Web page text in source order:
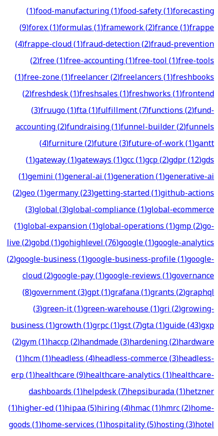
(1)food-manufacturing(1)food-safety(1)forecasting
(9)forex(1)formulas(1)framework(2)france(1)frappe
(4)frappe-cloud(1)fraud-detection(2)fraud-prevention
(2)free(1)free-accounting(1)free-tool(1)free-tools
(1)free-zone(1)freelancer(2)freelancers(1)freshbooks
(2)freshdesk(1)freshsales(1)freshworks(1)frontend
(3)fruugo(1)fta(1)fulfillment(7)functions(2)fund-
accounting(2)fundraising(1)funnel-builder(2)funnels
(4)furniture(2)future(3)future-of-work(1)gantt
(1)gateway(1)gateways(1)gcc(1)gcp(2)gdpr(12)gds
(1)gemini(1)general-ai(1)generation(1)generative-ai
(2)geo(1)germany(23)getting-started(1)github-actions
(3)global(3)global-compliance(1)global-ecommerce
(1)global-expansion(1)global-operations(1)gmp(2)go-
live(2)gobd(1)gohighlevel(76)google(1)google-analytics
(2)google-business(1)google-business-profile(1)google-
cloud(2)google-pay(1)google-reviews(1)governance
(8)government(3)gpt(1)grafana(1)grants(2)graphql
(3)green-it(1)green-warehouse(1)gri(2)growing-
business(1)growth(1)grpc(1)gst(7)gta(1)guide(43)gxp
(2)gym(1)haccp(2)handmade(3)hardening(2)hardware
(1)hcm(1)headless(4)headless-commerce(3)headless-
erp(1)healthcare(9)healthcare-analytics(1)healthcare-
dashboards(1)helpdesk(7)hepsiburada(1)hetzner
(1)higher-ed(1)hipaa(5)hiring(4)hmac(1)hmrc(2)home-
goods(1)home-services(1)hospitality(5)hosting(3)hotel